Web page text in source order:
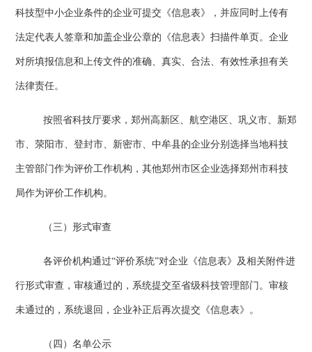
科技型中小企业条件的企业可提交《信息表》，并应同时上传有
法定代表人签章和加盖企业公章的《信息表》扫描件单页。企业
对所填报信息和上传文件的准确、真实、合法、有效性承担有关
法律责任。
按照省科技厅要求，郑州高新区、航空港区、巩义市、新郑
市、荥阳市、登封市、新密市、中牟县的企业分别选择当地科技
主管部门作为评价工作机构，其他郑州市区企业选择郑州市科技
局作为评价工作机构。
（三） 形式审查
各评价机构通过“评价系统”对企业《信息表》及相关附件进
行形式审查，审核通过的，系统提交至省级科技管理部门。审核
未通过的，系统退回，企业补正后再次提交《信息表》。
（四） 名单公示